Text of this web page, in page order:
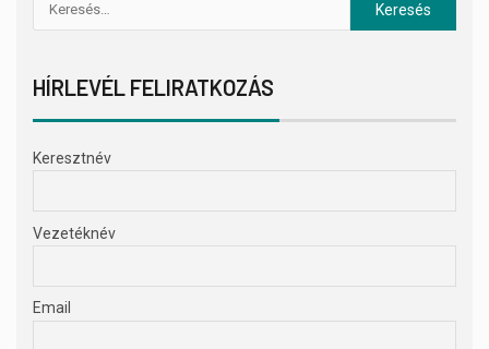
HÍRLEVÉL FELIRATKOZÁS
Keresztnév
Vezetéknév
Email